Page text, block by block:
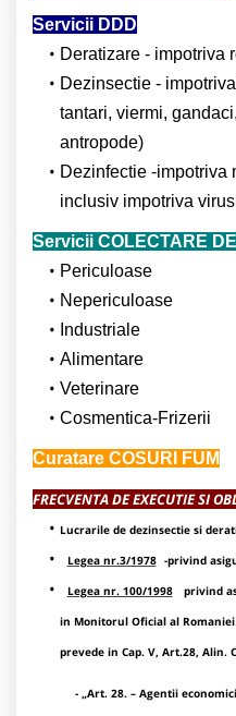
Servicii DDD
Deratizare - impotriva
Dezinsectie -
tantari, viermi,
antropode)
Dezinfectie -impotriva
inclusiv impotriva
Servicii COLECTARE
Periculoase
Nepericuloase
Industriale
Alimentare
Veterinare
Cosmentica-Frizerii
Curatare COSURI FUM
FRECVENTA DE EXECUTIE SI
Lucrarile de dezinsectie si
Legea nr.3/1978 -privind
Legea nr. 100/1998
privind
in Monitorul Oficial al
prevede in Cap. V, Art.28, Alin.
- „Art. 28. – Agentii economici